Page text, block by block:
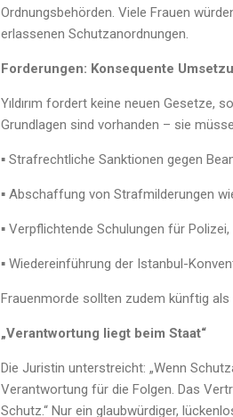
Ordnungsbehörden. Viele Frauen
erlassenen Schutzanordnungen.
Forderungen: Konsequente
Yıldırım fordert keine neuen Gesetze,
Grundlagen sind vorhanden – sie
▪ Strafrechtliche Sanktionen gegen
▪ Abschaffung von Strafmilderungen
▪ Verpflichtende Schulungen für
▪ Wiedereinführung der Istanbul-
Frauenmorde sollten zudem künftig als
„Verantwortung liegt beim Staat“
Die Juristin unterstreicht: „Wenn
Verantwortung für die Folgen. Das
Schutz.“ Nur ein glaubwürdiger,